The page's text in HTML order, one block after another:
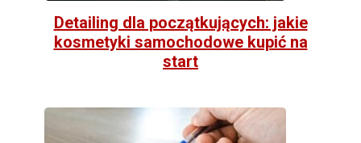
Detailing dla początkujących: jakie
kosmetyki samochodowe kupić na
start